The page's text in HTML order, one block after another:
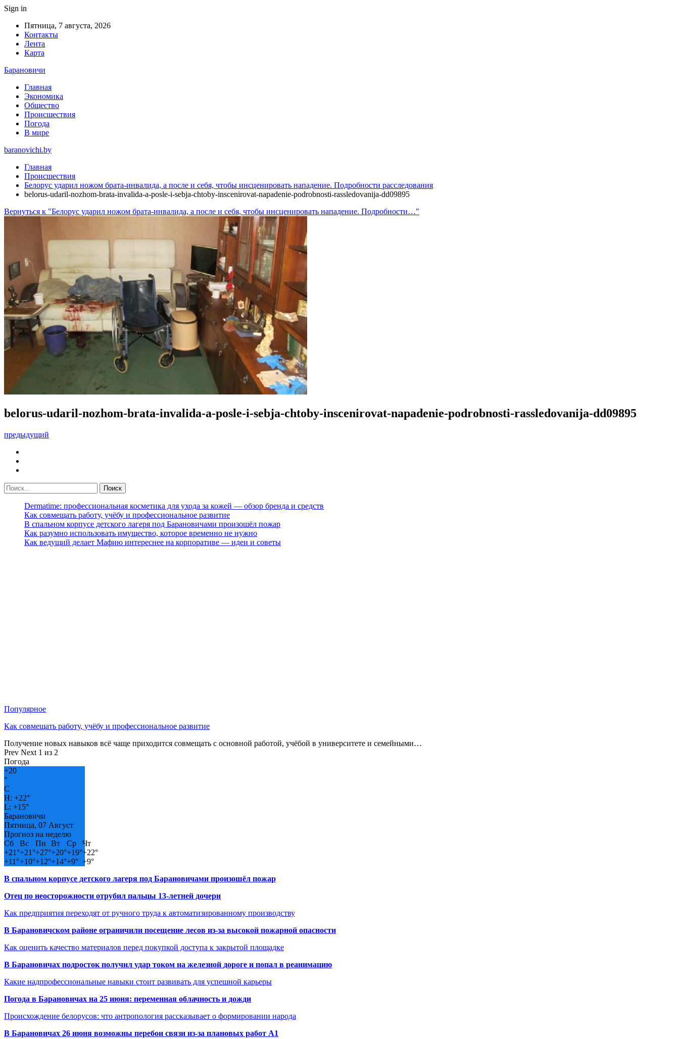
Sign in
Пятница, 7 августа, 2026
Контакты
Лента
Карта
Барановичи
Главная
Экономика
Общество
Происшествия
Погода
В мире
baranovichi.by
Главная
Происшествия
Белорус ударил ножом брата-инвалида, а после и себя, чтобы инсценировать нападение. Подробности расследования
belorus-udaril-nozhom-brata-invalida-a-posle-i-sebja-chtoby-inscenirovat-napadenie-podrobnosti-rassledovanija-dd09895
Вернуться к "Белорус ударил ножом брата-инвалида, а после и себя, чтобы инсценировать нападение. Подробности…"
belorus-udaril-nozhom-brata-invalida-a-posle-i-sebja-chtoby-inscenirovat-napadenie-podrobnosti-rassledovanija-dd09895
предыдущий
Dermatime: профессиональная косметика для ухода за кожей — обзор бренда и средств
Как совмещать работу, учёбу и профессиональное развитие
В спальном корпусе детского лагеря под Барановичами произошёл пожар
Как разумно использовать имущество, которое временно не нужно
Как ведущий делает Мафию интереснее на корпоративе — идеи и советы
Популярное
Как совмещать работу, учёбу и профессиональное развитие
Получение новых навыков всё чаще приходится совмещать с основной работой, учёбой в университете и семейными…
Prev Next 1 из 2
Погода
+20
°
C
H: +22°
L: +15°
Барановичи
Пятница, 07 Август
Прогноз на неделю
Сб
Вс Пн Вт Ср
Чт
+21°+21°+27°+20°+19°+22°
+11°+10°+12°+14°+9° +9°
В спальном корпусе детского лагеря под Барановичами произошёл пожар
Отец по неосторожности отрубил пальцы 13-летней дочери
Как предприятия переходят от ручного труда к автоматизированному производству
В Барановичском районе ограничили посещение лесов из-за высокой пожарной опасности
Как оценить качество материалов перед покупкой доступа к закрытой площадке
В Барановичах подросток получил удар током на железной дороге и попал в реанимацию
Какие надпрофессиональные навыки стоит развивать для успешной карьеры
Погода в Барановичах на 25 июня: переменная облачность и дожди
Происхождение белорусов: что антропология рассказывает о формировании народа
В Барановичах 26 июня возможны перебои связи из-за плановых работ A1